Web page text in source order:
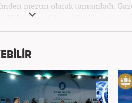
mezun olarak tamamladı.
Haber7.com’da mesleki hayatını